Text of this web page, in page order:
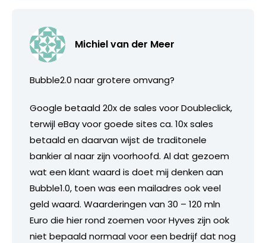
Michiel van der Meer
Bubble2.0 naar grotere omvang?
Google betaald 20x de sales voor Doubleclick,
terwijl eBay voor goede sites ca. 10x sales
betaald en daarvan wijst de traditonele
bankier al naar zijn voorhoofd. Al dat gezoem
wat een klant waard is doet mij denken aan
Bubble1.0, toen was een mailadres ook veel
geld waard. Waarderingen van 30 – 120 mln
Euro die hier rond zoemen voor Hyves zijn ook
niet bepaald normaal voor een bedrijf dat nog